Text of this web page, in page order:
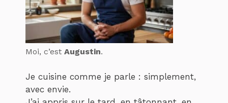
Moi, c’est Augustin.
Je cuisine comme je parle : simplement,
avec envie.